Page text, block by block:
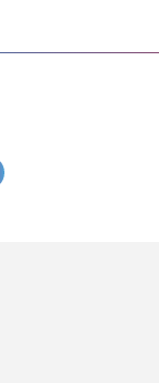
в Телеграме
ВКонтакте